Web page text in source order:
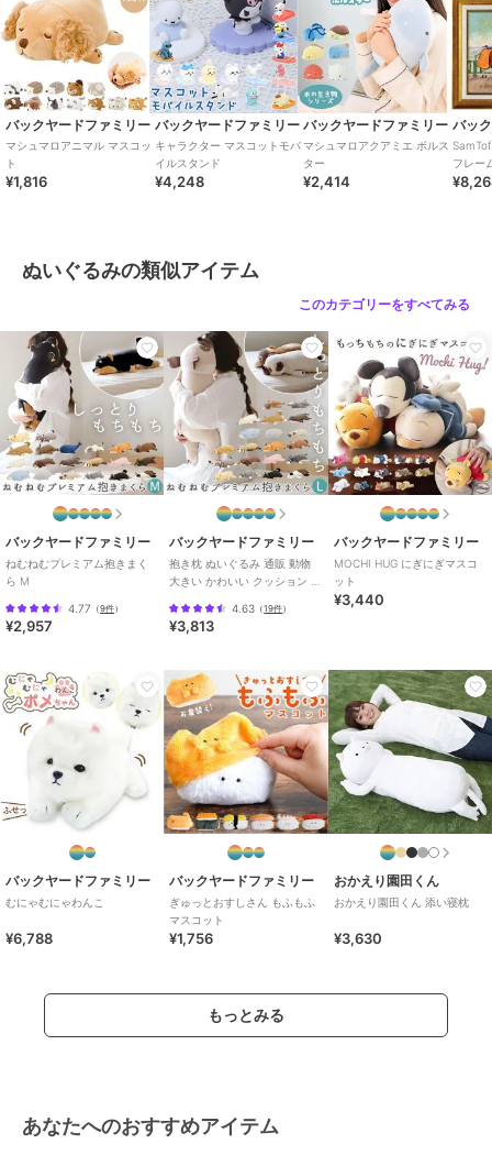
メンダコ、98206-31.セイウチ、98
206-40.タツノオトシゴ、98206-60.
ハコフグ、98206-73シャチ、オオ
サンショウウオ、エビ、金魚、デ
メキン、68230-32.カワウソ
サイズ マスコット
[側地]ポリエステル95%、ポリウ
レタン5%<br>[中材]ポリエステル
原産国 中国
バックヤードファミリー
マシュマロアニマル マスコッ
ト
¥1,816
バックヤードファミリー
キャラクター マスコットモバ
イルスタンド
¥4,248
バックヤードファミリー
マシュマロアクアミエ ボルス
ター
¥2,414
バッ
フレー
ぬいぐるみの類似アイテム
このカテゴリーをすべてみる
バックヤードファミリー
ねむねむプレミアム抱きまく
ら M
4.77 （9件）
¥2,957
バックヤードファミリー
抱き枕 ぬいぐるみ 通販 動物
大きい かわいい クッション 子
4.63 （19件）
¥3,813
バックヤードファミリー
MOCHI HUG にぎにぎマスコ
ット
¥3,440
バックヤードファミリー
むにゃむにゃわんこ
¥6,788
バックヤードファミリー
ぎゅっとおすしさん もふもふ
マスコット
¥1,756
おかえり園田くん
おかえり園田くん 添い寝枕
¥3,630
もっとみる
あなたへのおすすめアイテム